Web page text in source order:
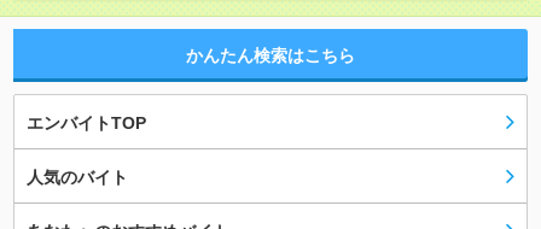
かんたん検索はこちら
エンバイトTOP
人気のバイト